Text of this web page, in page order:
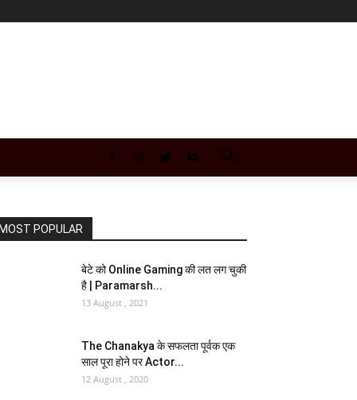
MOST POPULAR
बेटे को Online Gaming की लत लग चुकी
है | Paramarsh...
13 August , 2021
The Chanakya के सफलता पूर्वक एक
साल पूरा होने पर Actor...
12 August , 2020